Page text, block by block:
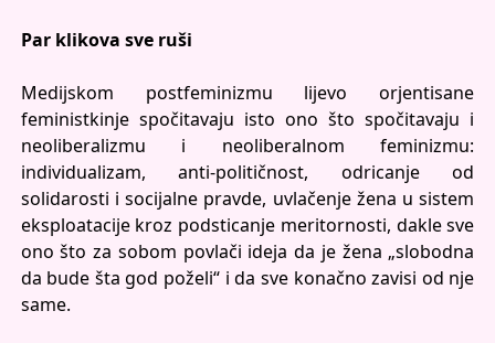
Par klikova sve ruši
Medijskom postfeminizmu lijevo orjentisane
feministkinje spočitavaju isto ono što spočitavaju i
neoliberalizmu i neoliberalnom feminizmu:
individualizam, anti-političnost, odricanje od
solidarosti i socijalne pravde, uvlačenje žena u sistem
eksploatacije kroz podsticanje meritornosti, dakle sve
ono što za sobom povlači ideja da je žena „slobodna
da bude šta god poželi“ i da sve konačno zavisi od nje
same.